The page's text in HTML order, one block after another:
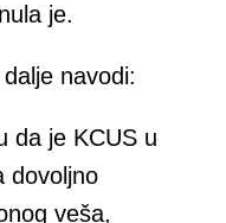
je.
navodi:
da je KCUS u
dovoljno
veša,